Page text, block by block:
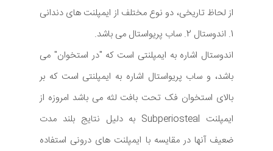
از لحاظ تاریخی، دو نوع مختلف از ایمپلنت های دندانی
1. اندوستال 2. ساب پریواستال می باشد.
اندوستال اشاره به ایمپلنتی است که "در استخوان" می
باشد، و ساب پریواستال اشاره به ایمپلنتی است که بر
بالای استخوان فک تحت بافت لثه می باشد امروزه از
ایمپلنت Subperiosteal به دلیل نتایج بلند مدت
ضعیف آنها در مقایسه با ایمپلنت های درونی استفاده